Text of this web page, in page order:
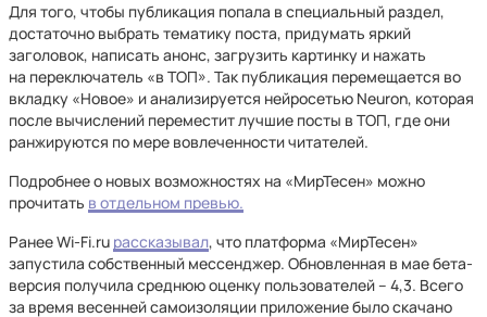
Для того, чтобы публикация попала в специальный раздел,
достаточно выбрать тематику поста, придумать яркий
заголовок, написать анонс, загрузить картинку и нажать
на переключатель «в ТОП». Так публикация перемещается во
вкладку «Новое» и анализируется нейросетью Neuron, которая
после вычислений переместит лучшие посты в ТОП, где они
ранжируются по мере вовлеченности читателей.
Подробнее о новых возможностях на «МирТесен» можно
прочитать в отдельном превью.
Ранее Wi-Fi.ru рассказывал, что платформа «МирТесен»
запустила собственный мессенджер. Обновленная в мае бета-
версия получила среднюю оценку пользователей – 4,3. Всего
за время весенней самоизоляции приложение было скачано